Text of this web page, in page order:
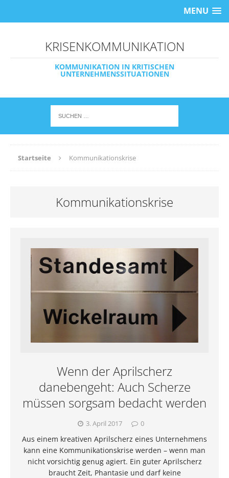
MENU
KRISENKOMMUNIKATION
KOMMUNIKATION IN KRITISCHEN
UNTERNEHMENSSITUATIONEN
Startseite Kommunikationskrise
Kommunikationskrise
Wenn der Aprilscherz
danebengeht: Auch Scherze
müssen sorgsam bedacht werden
3. April 2017 0
Aus einem kreativen Aprilscherz eines Unternehmens
kann eine Kommunikationskrise werden – wenn man
nicht vorsichtig genug agiert. Ein guter Aprilscherz
braucht Zeit, Phantasie und darf keine